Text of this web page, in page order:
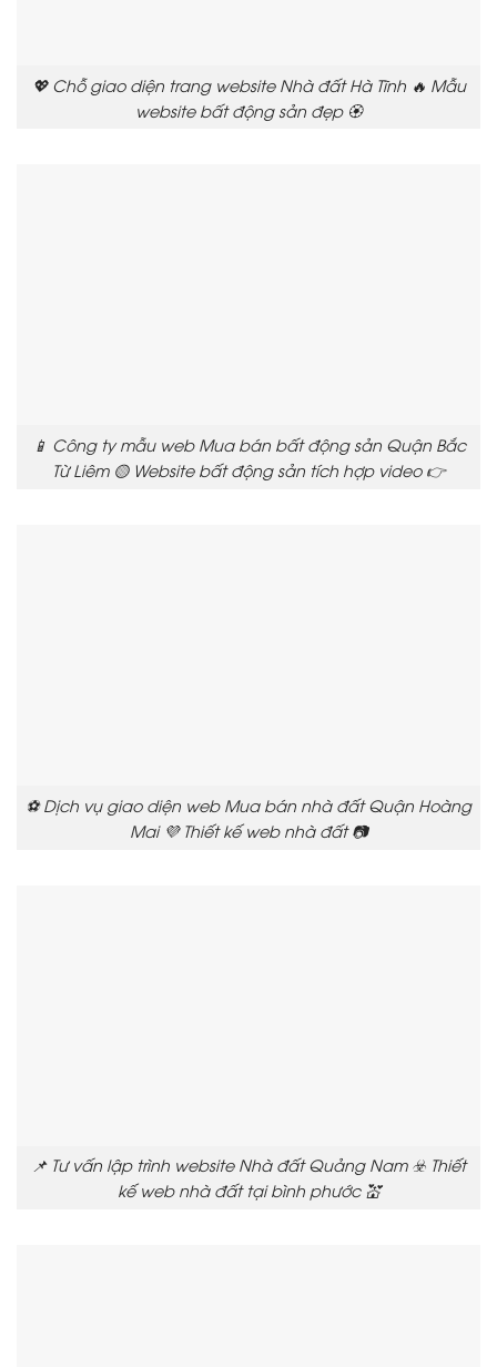
💖 Chỗ giao diện trang website Nhà đất Hà Tĩnh 🔥 Mẫu
website bất động sản đẹp 🏵️
📱 Công ty mẫu web Mua bán bất động sản Quận Bắc
Từ Liêm 🟡 Website bất động sản tích hợp video 👉
⚽ Dịch vụ giao diện web Mua bán nhà đất Quận Hoàng
Mai 💜 Thiết kế web nhà đất 📷
📌 Tư vấn lập trình website Nhà đất Quảng Nam ☣️ Thiết
kế web nhà đất tại bình phước 💒